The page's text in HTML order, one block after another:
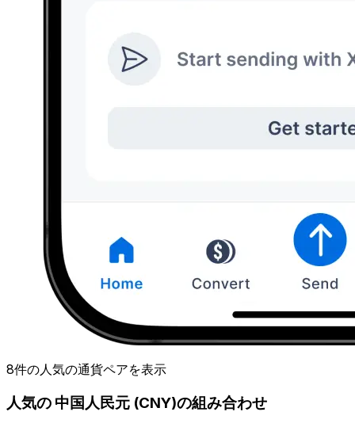
8件の人気の通貨ペアを表示
人気の 中国人民元 (CNY)の組み合わせ